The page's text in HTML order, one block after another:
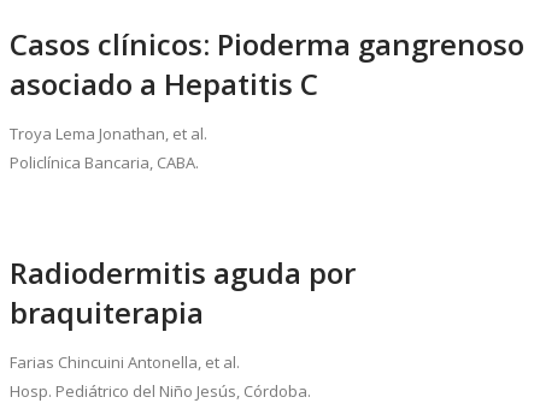
Casos clínicos: Pioderma gangrenoso
asociado a Hepatitis C
Troya Lema Jonathan, et al.
Policlínica Bancaria, CABA.
Radiodermitis aguda por
braquiterapia
Farias Chincuini Antonella, et al.
Hosp. Pediátrico del Niño Jesús, Córdoba.